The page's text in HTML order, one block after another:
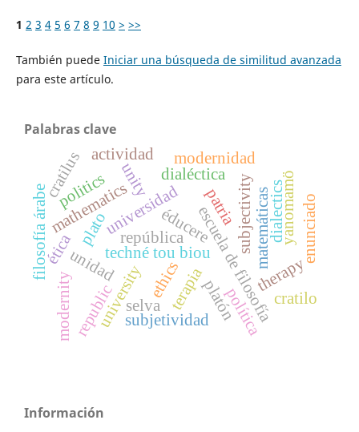
1 2 3 4 5 6 7 8 9 10 > >>
También puede Iniciar una búsqueda de similitud avanzada
para este artículo.
Palabras clave
universidad escuela de filosofía
techné tou biou
terapia
éducere
subjetividad
university therapy
subjectivity
platón
república matemáticas
dialéctica
unidad
plato
republic
mathematics dialectics
unity
modernidad
ética
política
modernity ethics
politics patria
selva
yanomamö
filosofía árabe
cratilo
enunciado
cratilus actividad
Información